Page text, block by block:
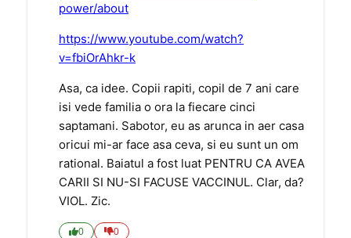
power/about
https://www.youtube.com/watch?
v=fbiOrAhkr-k
Asa, ca idee. Copii rapiti, copil de 7 ani care
isi vede familia o ora la fiecare cinci
saptamani. Sabotor, eu as arunca in aer casa
oricui mi-ar face asa ceva, si eu sunt un om
rational. Baiatul a fost luat PENTRU CA AVEA
CARII SI NU-SI FACUSE VACCINUL. Clar, da?
VIOL. Zic.
0 0